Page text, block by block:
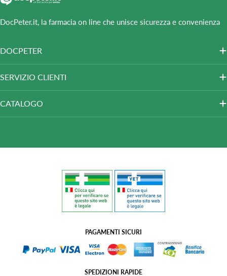
DocPeter.it, la farmacia on line che unisce sicurezza e convenienza
DOCPETER
SERVIZIO CLIENTI
CATALOGO
PAGAMENTI SICURI
SPEDIZIONI RAPIDE